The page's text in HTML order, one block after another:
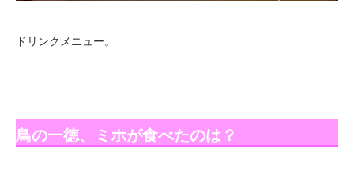
ドリンクメニュー。
鳥の一徳、ミホが食べたのは？